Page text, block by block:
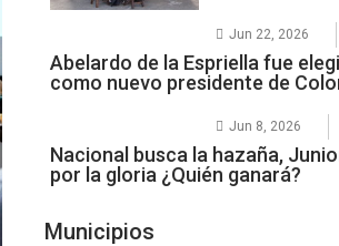
Jun 22, 2026
Abelardo de la Espriella fue
como nuevo presidente de
Jun 8, 2026
Nacional busca la hazaña,
por la gloria ¿Quién ganará?
Municipios